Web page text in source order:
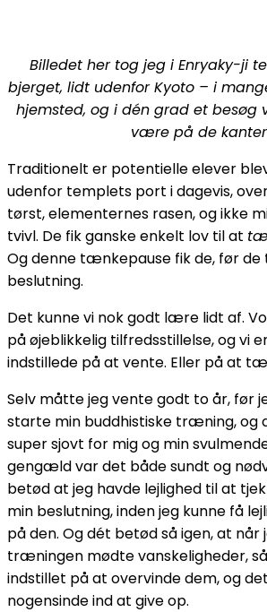
Billedet her tog jeg i Enryaky-ji
bjerget, lidt udenfor Kyoto – i
hjemsted, og i dén grad et besøg
være på de
Traditionelt er potentielle elever
udenfor templets port i dagevis,
tørst, elementernes rasen, og ikke
tvivl. De fik ganske enkelt lov til at
Og denne tænkepause fik de, før de
beslutning.
Det kunne vi nok godt lære lidt af.
på øjeblikkelig tilfredsstillelse, og vi
indstillede på at vente. Eller på at
Selv måtte jeg vente godt to år, før
starte min buddhistiske træning, og
super sjovt for mig og min
gengæld var det både sundt og
betød at jeg havde lejlighed til at
min beslutning, inden jeg kunne få
på den. Og dét betød så igen, at når
træningen mødte vanskeligheder,
indstillet på at overvinde dem, og
nogensinde ind at give op.